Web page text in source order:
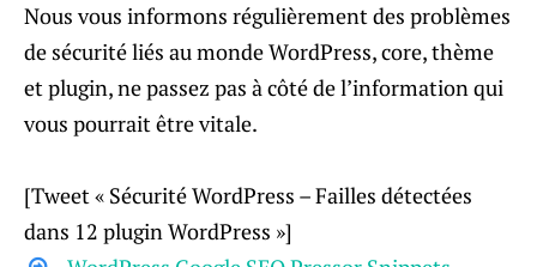
Nous vous informons régulièrement des problèmes
de sécurité liés au monde WordPress, core, thème
et plugin, ne passez pas à côté de l’information qui
vous pourrait être vitale.
[Tweet « Sécurité WordPress – Failles détectées
dans 12 plugin WordPress »]